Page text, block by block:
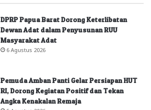
DPRP Papua Barat Dorong Keterlibatan
Dewan Adat dalam Penyusunan RUU
Masyarakat Adat
6 Agustus 2026
Pemuda Amban Panti Gelar Persiapan HUT
RI, Dorong Kegiatan Positif dan Tekan
Angka Kenakalan Remaja